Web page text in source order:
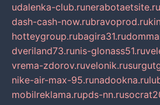
udalenka-club.runerabotaetsite.ru
dash-cash-now.rubravoprod.ru
hotteygroup.rubagira31.ru
dveriland73.runis-glonass51.ru
vrema-zdorov.ruvelonik.ru
nike-air-max-95.runadookna.ru
mobilreklama.rupds-nn.ru